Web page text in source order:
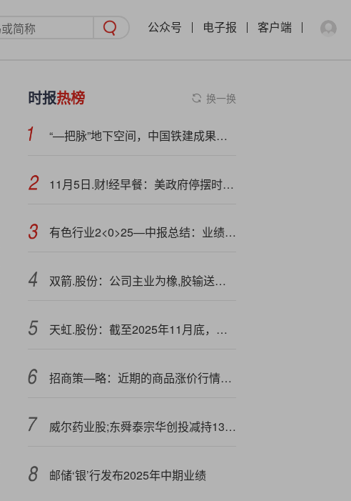
公众号 电子报 客户端
时报热榜 换一换
“—把脉”地下空间，中国铁建成果入选十大新技术
11月5日.财!经早餐：美政府停摆时长破纪录，金价下挫近2%，需求前景担忧拖累油价
有色行业2<0>25—中报总结：业绩亮眼，高景气有望延续
双箭.股份：公司主业为橡,胶输送带业务，产品主要用于工业散货物料搬运
天虹.股份：截至2025年11月底，公司股东户数为34497户
招商策—略：近期的商品涨价行情对A股市场有何影响？
威尔药业股;东舜泰宗华创投减持135万股
邮储‘银’行发布2025年中期业绩